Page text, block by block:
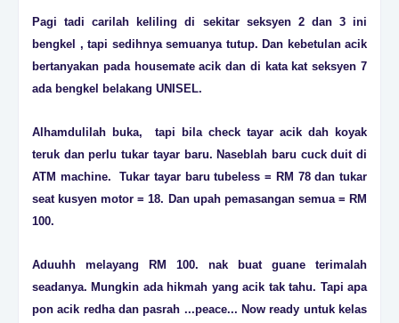
Pagi tadi carilah keliling di sekitar seksyen 2 dan 3 ini
bengkel , tapi sedihnya semuanya tutup. Dan kebetulan acik
bertanyakan pada housemate acik dan di kata kat seksyen 7
ada bengkel belakang UNISEL.
Alhamdulilah buka, tapi bila check tayar acik dah koyak
teruk dan perlu tukar tayar baru. Naseblah baru cuck duit di
ATM machine. Tukar tayar baru tubeless = RM 78 dan tukar
seat kusyen motor = 18. Dan upah pemasangan semua = RM
100.
Aduuhh melayang RM 100. nak buat guane terimalah
seadanya. Mungkin ada hikmah yang acik tak tahu. Tapi apa
pon acik redha dan pasrah ...peace... Now ready untuk kelas